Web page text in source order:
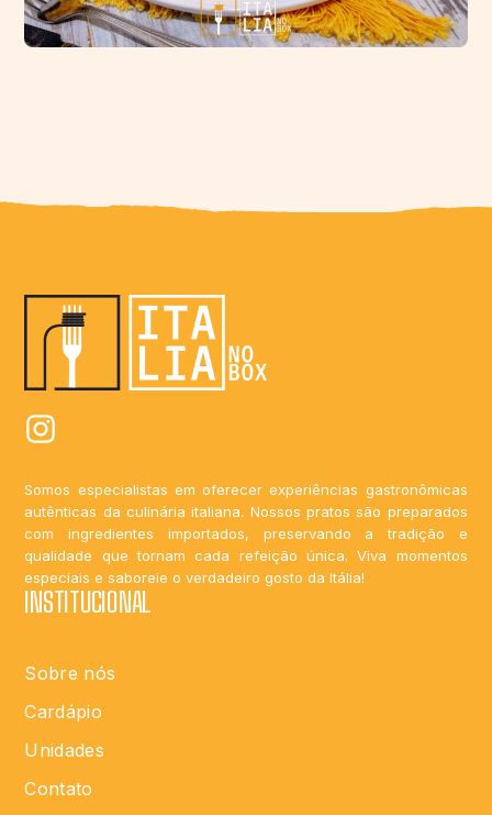
Somos especialistas em oferecer experiências gastronômicas
autênticas da culinária italiana. Nossos pratos são preparados
com ingredientes importados, preservando a tradição e
qualidade que tornam cada refeição única. Viva momentos
especiais e saboreie o verdadeiro gosto da Itália!
INSTITUCIONAL
Sobre nós
Cardápio
Unidades
Contato